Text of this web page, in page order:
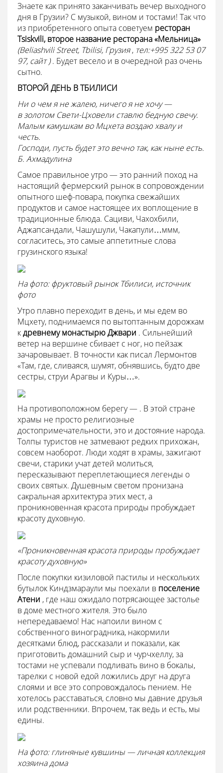
Знаете как принято заканчивать вечер выходного
дня в Грузии? С музыкой, вином и тостами! Так что
из приобретенного опыта советуем ресторан
Tsiskvili, второе название ресторана «Мельница»
(Beliashvili Street, Tbilisi, Грузия, тел:+995 322 53 07
97, сайт ). Будет весело и в очередной раз очень
сытно.
ВТОРОЙ ДЕНЬ В ТБИЛИСИ
Ни о чем я не жалею, ничего я не хочу —
в золотом Свети-Цховели ставлю бедную свечу.
Малым камушкам во Мцхета воздаю хвалу и
честь.
Господи, пусть будет это вечно так, как ныне есть.
Б. Ахмадулина
Самое правильное утро — это ранний поход на
настоящий фермерский рынок в сопровождении
опытного шеф-повара, покупка свежайших
продуктов и самое настоящее их воплощение в
традиционные блюда. Сациви, Чахохбили,
Аджапсандали, Чашушули, Чакапули…ммм,
согласитесь, это самые аппетитные слова
грузинского языка!
На фото: фруктовый рынок Тбилиси, источник
фото
Утро плавно переходит в день, и мы едем во
Мцхету, поднимаемся по вытоптанным дорожкам
кдревнему монастырю Джвари . Сильнейший
ветер на вершине сбивает с ног, но пейзаж
зачаровывает. В точности как писал Лермонтов
«Там, где, сливаяся, шумят, обнявшись, будто две
сестры, струи Арагвы и Куры…».
На противоположном берегу — . В этой стране
храмы не просто религиозные
достопримечательности, это и достояние народа.
Толпы туристов не затмевают редких прихожан,
совсем наоборот. Люди ходят в храмы, зажигают
свечи, старики учат детей молиться,
пересказывают переплетающиеся легенды о
своих святых. Душевным светом пронизана
сакральная архитектура этих мест, а
проникновенная красота природы пробуждает
красоту духовную.
«Проникновенная красота природы пробуждает
красоту духовную»
После покупки кизиловой пастилы и нескольких
бутылок Киндзмараули мы поехали в поселение
Атени , где наш ожидало потрясающее застолье
в доме местного жителя. Это было
непередаваемо! Нас напоили вином с
собственного виноградника, накормили
десятками блюд, рассказали и показали, как
приготовить домашний сыр и чурчхеллу, за
тостами не успевали подливать вино в бокалы,
тарелки с новой едой ложились друг на друга
слоями и все это сопровождалось пением. Не
хотелось расставаться, словно мы давние друзья
или родственники. Впрочем, так ведь и есть, мы
едины.
На фото: глиняные кувшины — личная коллекция
хозяина дома